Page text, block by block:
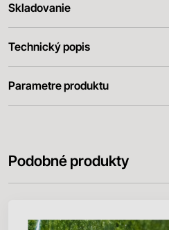
Skladovanie
Technický popis
Parametre produktu
Podobné produkty